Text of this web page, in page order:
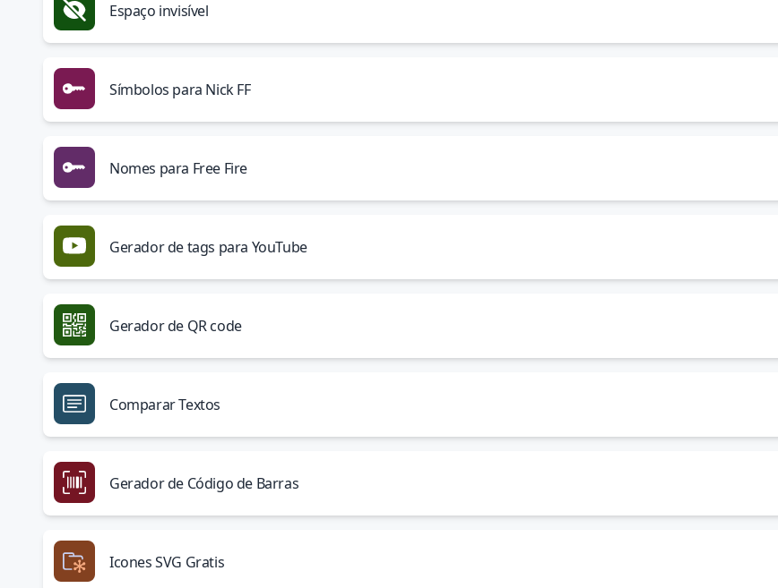
Espaço invisível
Símbolos para Nick FF
Nomes para Free Fire
Gerador de tags para YouTube
Gerador de QR code
Comparar Textos
Gerador de Código de Barras
Icones SVG Gratis